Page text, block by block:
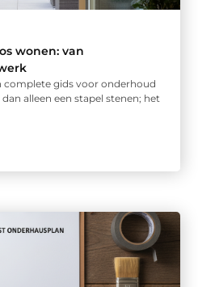
wonen: van
complete gids voor onderhoud
alleen een stapel stenen; het